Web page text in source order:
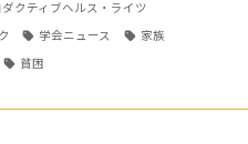
ダクティブヘルス・ライツ
学会ニュース 家族
貧困